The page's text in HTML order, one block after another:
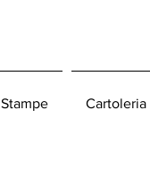
Stampe Cartoleria